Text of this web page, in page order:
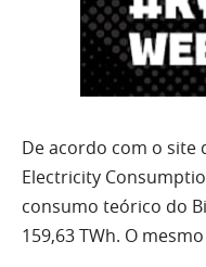
De acordo com o site
Electricity
consumo teórico do
159,63 TWh. O